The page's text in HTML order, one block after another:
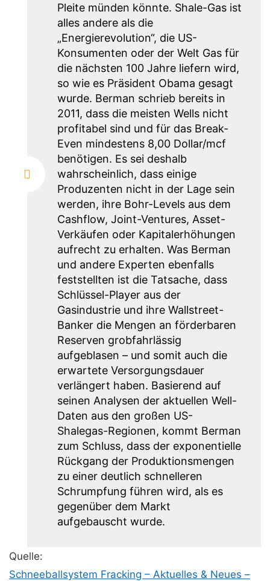
Pleite münden könnte. Shale-Gas ist
alles andere als die
„Energierevolution“, die US-
Konsumenten oder der Welt Gas für
die nächsten 100 Jahre liefern wird,
so wie es Präsident Obama gesagt
wurde. Berman schrieb bereits in
2011, dass die meisten Wells nicht
profitabel sind und für das Break-
Even mindestens 8,00 Dollar/mcf
benötigen. Es sei deshalb
wahrscheinlich, dass einige
Produzenten nicht in der Lage sein
werden, ihre Bohr-Levels aus dem
Cashflow, Joint-Ventures, Asset-
Verkäufen oder Kapitalerhöhungen
aufrecht zu erhalten. Was Berman
und andere Experten ebenfalls
feststellten ist die Tatsache, dass
Schlüssel-Player aus der
Gasindustrie und ihre Wallstreet-
Banker die Mengen an förderbaren
Reserven grobfahrlässig
aufgeblasen – und somit auch die
erwartete Versorgungsdauer
verlängert haben. Basierend auf
seinen Analysen der aktuellen Well-
Daten aus den großen US-
Shalegas-Regionen, kommt Berman
zum Schluss, dass der exponentielle
Rückgang der Produktionsmengen
zu einer deutlich schnelleren
Schrumpfung führen wird, als es
gegenüber dem Markt
aufgebauscht wurde.
Quelle:
Schneeballsystem Fracking – Aktuelles & Neues –